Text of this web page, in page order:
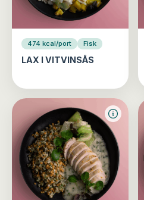
474 kcal/port Fisk
LAX I VITVINSÅS